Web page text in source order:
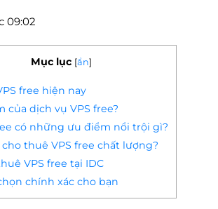
09:02
Mục lục [ẩn]
free hiện nay
của dịch vụ VPS free?
có những ưu điểm nổi trội gì?
cho thuê VPS free chất lượng?
VPS free tại IDC
chính xác cho bạn